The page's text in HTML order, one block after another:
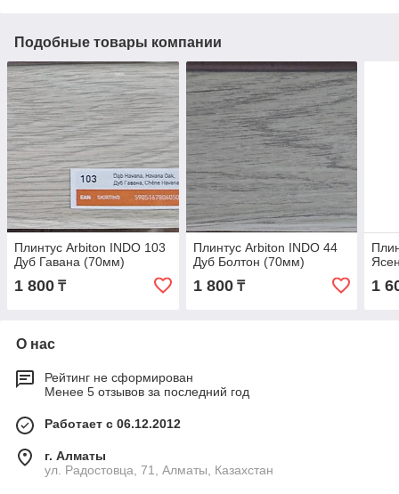
Подобные товары компании
Плинтус Arbiton INDO 103
Дуб Гавана (70мм)
1 800 ₸
Плинтус Arbiton INDO 44
Дуб Болтон (70мм)
1 800₸ 1
О нас
Рейтинг не сформирован
Менее 5 отзывов за последний год
Работает с 06.12.2012
г. Алматы
ул. Радостовца, 71, Алматы, Казахстан